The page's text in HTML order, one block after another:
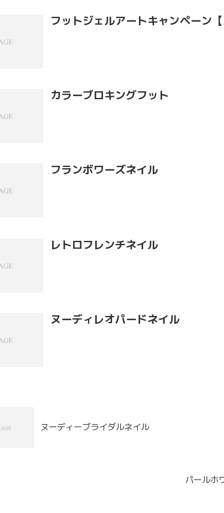
フットジェルアートキャンペーン【
カラーブロキングフット
フランボワーズネイル
レトロフレンチネイル
ヌーディレオパードネイル
ヌーディーブライダルネイル
パールホ